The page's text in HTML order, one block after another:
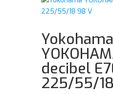
Yokohama
decibel
225/55/